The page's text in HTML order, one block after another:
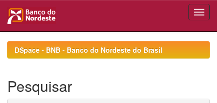
navigationDSpace - BNB - Banco do Nordeste do Brasil
Pesquisar